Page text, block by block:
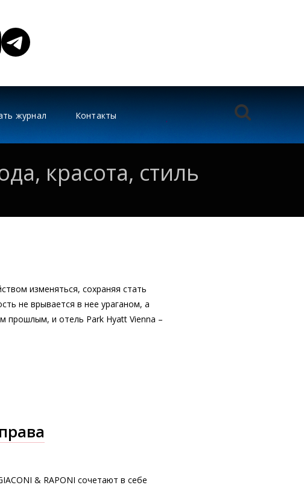
журнал Контакты
красота, стиль
изменяться, сохраняя стать
не врывается в нее ураганом, а
прошлым, и отель Park Hyatt Vienna –
& RAPONI сочетают в себе